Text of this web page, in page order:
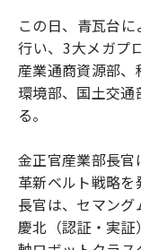
この日、青瓦台
行い、3大メガプ
産業通商資源部
環境部、国土交通
る。
金正官産業部長
革新ベルト戦略
長官は、セマング
慶北（認証・実